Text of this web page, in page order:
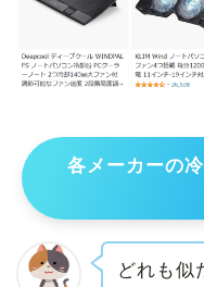
各メーカーの
どれも似